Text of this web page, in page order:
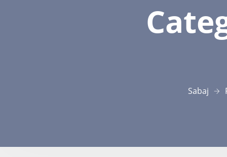
Sabaj